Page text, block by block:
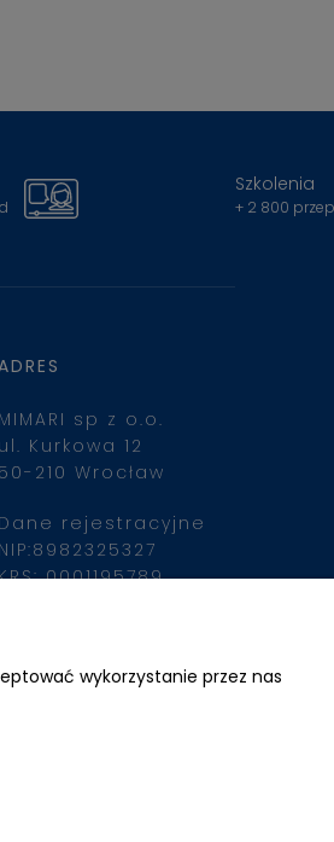
Szkolenia
+ 2 800
MIMARI sp z o.o.
ul. Kurkowa 12
50-210 Wrocław
Dane rejestracyjne
NIP:8982325327
0001195789
wykorzystanie przez nas